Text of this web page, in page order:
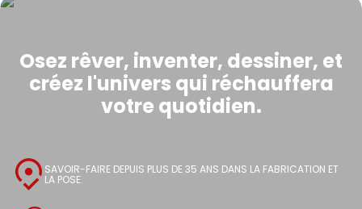
Osez rêver, inventer, dessiner, et
créez l'univers qui réchauffera
votre quotidien.
SAVOIR-FAIRE DEPUIS PLUS DE 35 ANS DANS LA FABRICATION ET
LA POSE.